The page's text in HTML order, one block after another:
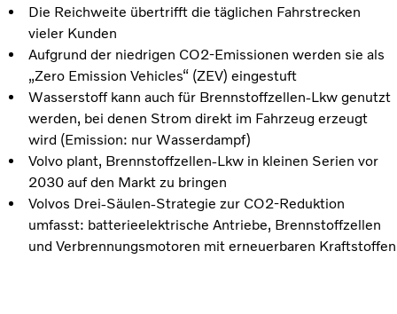
Die Reichweite übertrifft die täglichen Fahrstrecken
vieler Kunden
Aufgrund der niedrigen CO2-Emissionen werden sie als
„Zero Emission Vehicles“ (ZEV) eingestuft
Wasserstoff kann auch für Brennstoffzellen-Lkw genutzt
werden, bei denen Strom direkt im Fahrzeug erzeugt
wird (Emission: nur Wasserdampf)
Volvo plant, Brennstoffzellen-Lkw in kleinen Serien vor
2030 auf den Markt zu bringen
Volvos Drei-Säulen-Strategie zur CO2-Reduktion
umfasst: batterieelektrische Antriebe, Brennstoffzellen
und Verbrennungsmotoren mit erneuerbaren Kraftstoffen